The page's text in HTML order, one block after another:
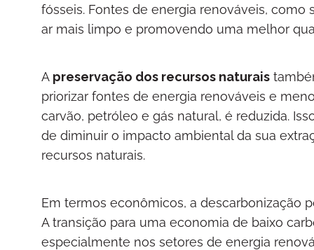
fósseis. Fontes de energia renováveis,
ar mais limpo e promovendo uma melhor
A preservação dos recursos naturais
priorizar fontes de energia renováveis e
carvão, petróleo e gás natural, é reduzida.
de diminuir o impacto ambiental da sua
recursos naturais.
Em termos econômicos, a descarbonização
A transição para uma economia de baixo
especialmente nos setores de energia